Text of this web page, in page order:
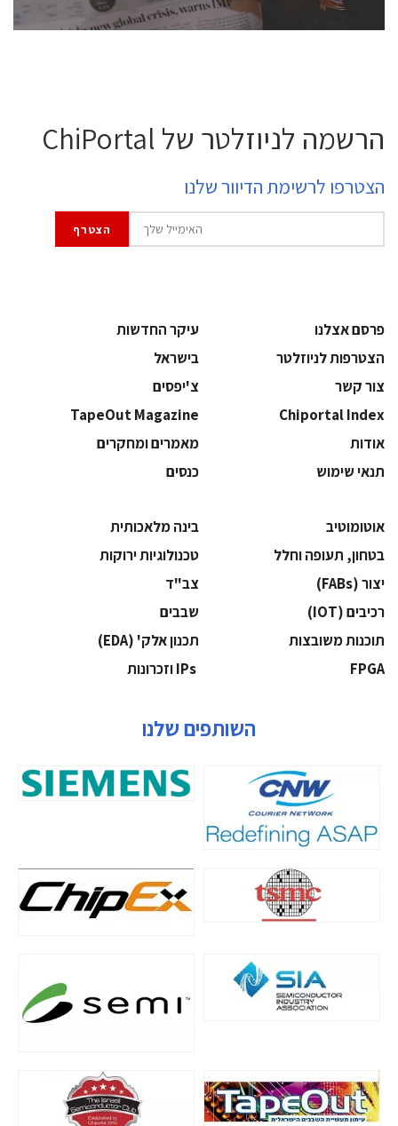
הרשמה לניוזלטר של ChiPortal
הצטרפו לרשימת הדיוור שלנו
פרסם אצלנו
עיקר החדשות
הצטרפות לניוזלטר
בישראל
צור קשר
צ'יפסים
Chiportal Index
TapeOut Magazine
אודות
מאמרים ומחקרים
תנאי שימוש
כנסים
אוטומוטיב
בינה מלאכותית
בטחון, תעופה וחלל
‫טכנולוגיות ירוקות‬
‫יצור (‪(FABs‬‬
‫צב"ד‬
‫רכיבים‬ (IOT)
‫שבבים‬
‫תוכנות משובצות‬
‫תכנון אלק' (‪(EDA‬‬
‫‪FPGA‬‬
השותפים שלנו